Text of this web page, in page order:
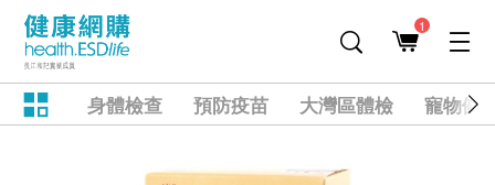
1
身體檢查 預防疫苗 大灣區體檢 寵物健